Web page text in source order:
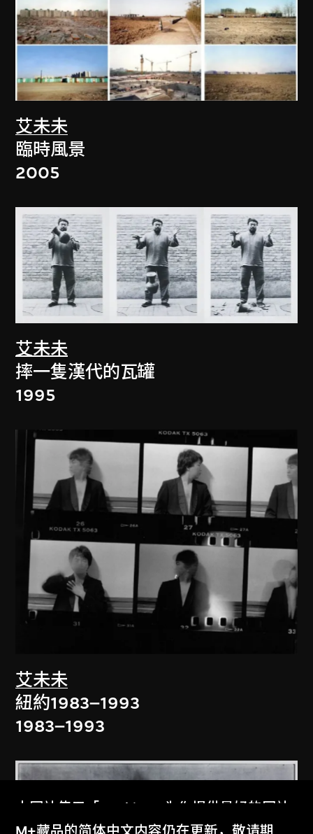
艾未未
臨時風景
2005
艾未未
摔一隻漢代的瓦罐
1995
艾未未
紐約1983–1993
1983–1993
本网站使用「Cookies」为你提供最好的网站
体验。
M+藏品的简体中文内容仍在更新，敬请期